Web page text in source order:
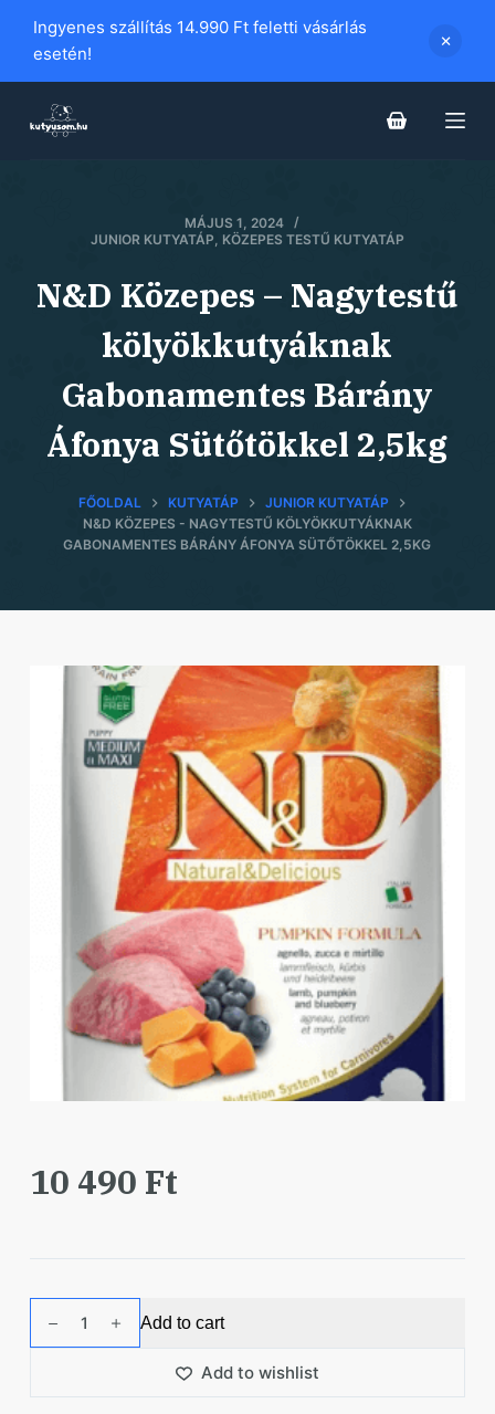
i
Ingyenes szállítás 14.990 Ft feletti vásárlás
esetén!
MÁJUS 1, 2024
JUNIOR KUTYATÁP, KÖZEPES TESTŰ KUTYATÁP
N&D Közepes – Nagytestű
kölyökkutyáknak
Gabonamentes Bárány
Áfonya Sütőtökkel 2,5kg
FŐOLDAL KUTYATÁP
JUNIOR KUTYATÁP
N&D KÖZEPES - NAGYTESTŰ KÖLYÖKKUTYÁKNAK
GABONAMENTES BÁRÁNY ÁFONYA SÜTŐTÖKKEL 2,5KG
10 490 Ft
Add to cart
Add to wishlist